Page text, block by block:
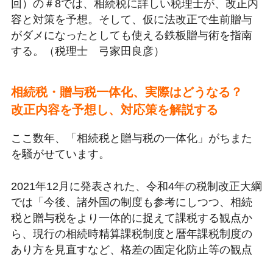
回）の＃8では、相続税に詳しい税理士が、改正内
容と対策を予想。そして、仮に法改正で生前贈与
がダメになったとしても使える鉄板贈与術を指南
する。（税理士 弓家田良彦）
相続税・贈与税一体化、実際はどうなる？
改正内容を予想し、対応策を解説する
ここ数年、「相続税と贈与税の一体化」がちまた
を騒がせています。
2021年12月に発表された、令和4年の税制改正大綱
では「今後、諸外国の制度も参考にしつつ、相続
税と贈与税をより一体的に捉えて課税する観点か
ら、現行の相続時精算課税制度と暦年課税制度の
あり方を見直すなど、格差の固定化防止等の観点